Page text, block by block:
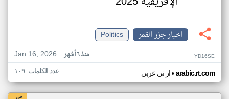
اخبار جزر القمر
Politics
Jan 16, 2026
منذ ٦ أشهر YD16SE
ار تي عربي• arabic.rt.com عدد الكلمات: ١٠٩